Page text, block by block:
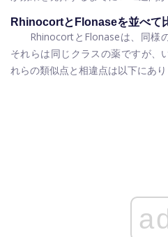
RhinocortとFlonaseを並べて
RhinocortとFlonaseは、同様
それらは同じクラスの薬ですが、
れらの類似点と相違点は以下にあり